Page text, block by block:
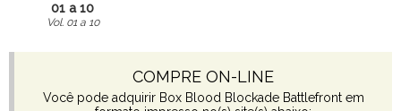
01 a 10
Vol. 01 a 10
COMPRE ON-LINE
Você pode adquirir Box Blood Blockade Battlefront em